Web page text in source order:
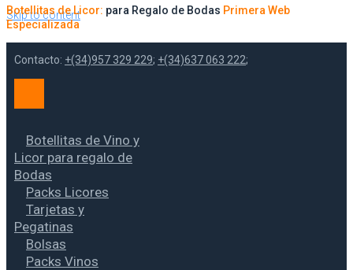
Skip to content
Botellitas de Licor: para Regalo de Bodas Primera Web
Especializada
Contacto: +(34)957 329 229; +(34)637 063 222;
Botellitas de Vino y
Licor para regalo de
Bodas
Packs Licores
Tarjetas y
Pegatinas
Bolsas
Packs Vinos